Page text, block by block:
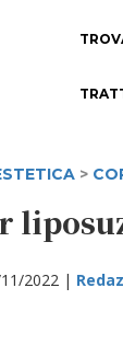
>
2022 |